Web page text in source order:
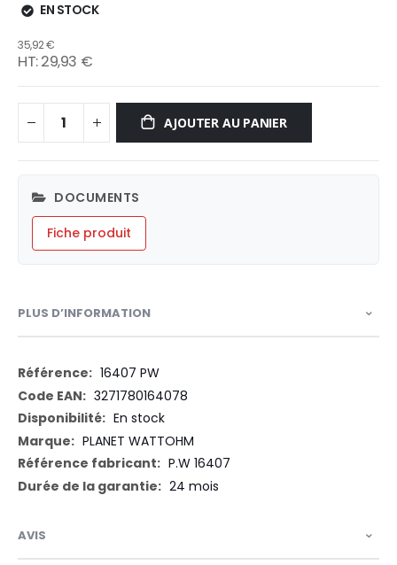
EN STOCK
35,92 €
29,93 €
AJOUTER AU PANIER
DOCUMENTS
Fiche produit
PLUS D’INFORMATION
Plus
d’information
16407 PW
3271780164078
En stock
PLANET WATTOHM
P.W 16407
24 mois
AVIS